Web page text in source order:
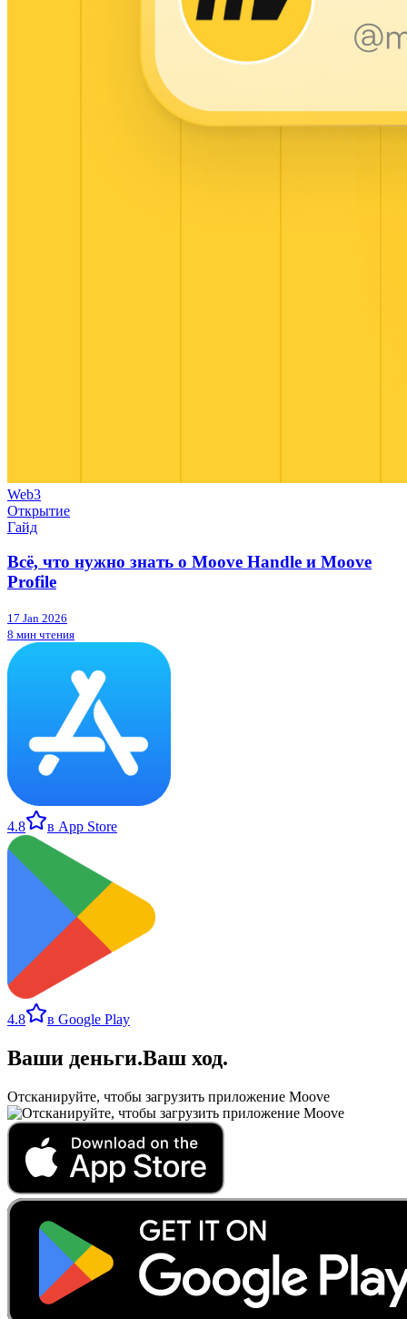
Web3
Открытие
Гайд
Всё, что нужно знать о Moove Handle и Moove
Profile
17 Jan 2026
8 мин чтения
4.8 в App Store
4.8 в Google Play
Ваши деньги.Ваш ход.
Отсканируйте, чтобы загрузить приложение Moove